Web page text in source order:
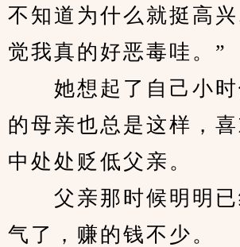
不知道为什么就挺高
觉我真的好恶毒哇。”
她想起了自己小时
的母亲也总是这样，
中处处贬低父亲。
父亲那时候明明已
气了，赚的钱不少。